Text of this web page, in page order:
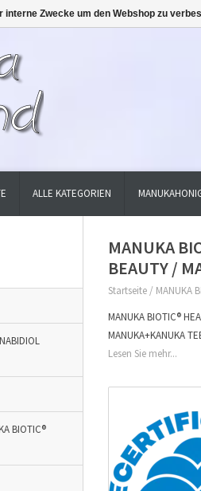
ALLE KATEGORIEN
BIOTIC®
MANUKA
BEAUTY /
Startseite / MANUKA
MANUKA BIOTIC®
MANUKA+KANUKA
Lesen Sie mehr...
interne Zwecke um den Webshop zu